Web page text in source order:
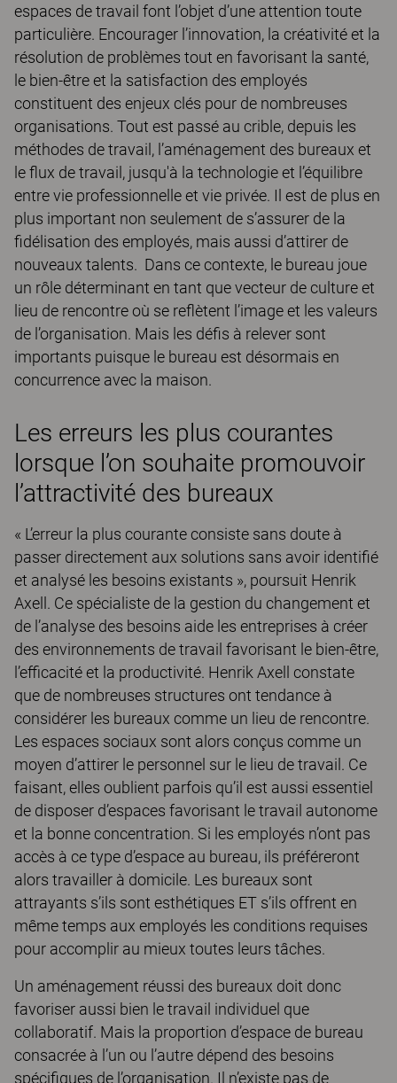
espaces de travail font l’objet d’une attention toute
particulière. Encourager l’innovation, la créativité et la
résolution de problèmes tout en favorisant la santé,
le bien-être et la satisfaction des employés
constituent des enjeux clés pour de nombreuses
organisations. Tout est passé au crible, depuis les
méthodes de travail, l’aménagement des bureaux et
le flux de travail, jusqu'à la technologie et l’équilibre
entre vie professionnelle et vie privée. Il est de plus en
plus important non seulement de s’assurer de la
fidélisation des employés, mais aussi d’attirer de
nouveaux talents. Dans ce contexte, le bureau joue
un rôle déterminant en tant que vecteur de culture et
lieu de rencontre où se reflètent l’image et les valeurs
de l’organisation. Mais les défis à relever sont
importants puisque le bureau est désormais en
concurrence avec la maison.
Les erreurs les plus courantes
lorsque l’on souhaite promouvoir
l’attractivité des bureaux
« L’erreur la plus courante consiste sans doute à
passer directement aux solutions sans avoir identifié
et analysé les besoins existants », poursuit Henrik
Axell. Ce spécialiste de la gestion du changement et
de l’analyse des besoins aide les entreprises à créer
des environnements de travail favorisant le bien-être,
l’efficacité et la productivité. Henrik Axell constate
que de nombreuses structures ont tendance à
considérer les bureaux comme un lieu de rencontre.
Les espaces sociaux sont alors conçus comme un
moyen d’attirer le personnel sur le lieu de travail. Ce
faisant, elles oublient parfois qu’il est aussi essentiel
de disposer d’espaces favorisant le travail autonome
et la bonne concentration. Si les employés n’ont pas
accès à ce type d’espace au bureau, ils préféreront
alors travailler à domicile. Les bureaux sont
attrayants s’ils sont esthétiques ET s’ils offrent en
même temps aux employés les conditions requises
pour accomplir au mieux toutes leurs tâches.
Un aménagement réussi des bureaux doit donc
favoriser aussi bien le travail individuel que
collaboratif. Mais la proportion d’espace de bureau
consacrée à l’un ou l’autre dépend des besoins
spécifiques de l’organisation. Il n’existe pas de